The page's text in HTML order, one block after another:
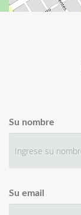
Su nombre
Su email